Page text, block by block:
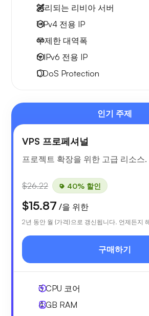
관리되는 리비아 서버
1 IPv4 전용 IP
무제한 대역폭
6 IPv6 전용 IP
DDoS Protection
인기 주제
VPS 프로페셔널
프로젝트 확장을 위한 고급 리소스.
$26.22 40% 할인
$15.87 /을 위한
2년 동안 월 {가격}으로 갱신됩니다. 언제든지
구매하기
3CPU 코어
4 GB RAM